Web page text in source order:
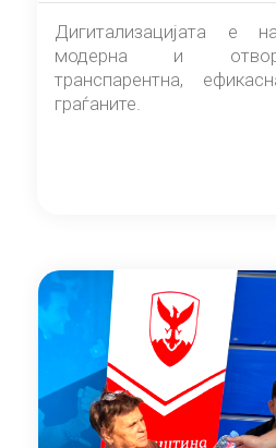
Дигитализацијата е
модерна и
транспарентна,
граѓаните.